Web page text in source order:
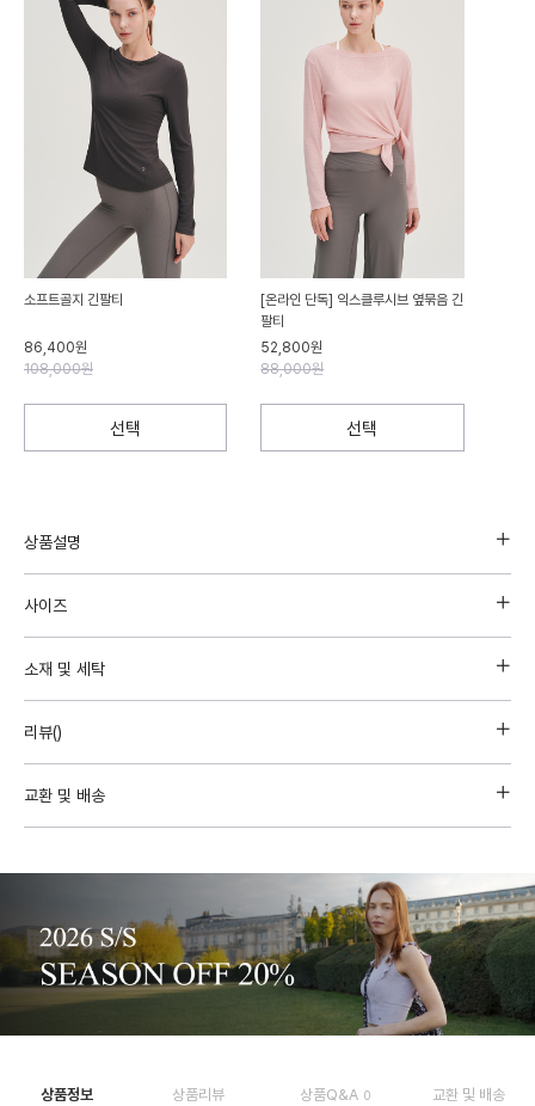
소프트골지 긴팔티
86,400원
108,000원
선택
[온라인 단독] 익스클루시브 옆묶음 긴
팔티
52,800원
88,000원
선택
상품설명
사이즈
소재 및 세탁
리뷰()
교환 및 배송
상품정보 상품리뷰 상품Q&A 0 교환 및 배송